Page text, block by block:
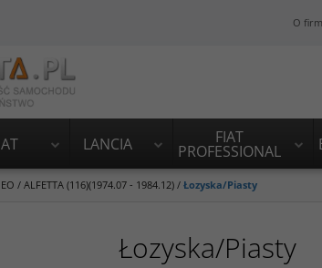
O
LANCIA FIAT
PROFESSIONAL
/ ALFETTA (116)(1974.07 - 1984.12) / Łozyska/Piasty
Łozyska/Piasty